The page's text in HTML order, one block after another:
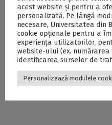
Facultății de Litere
și
Prof. univ. dr. habil.
Cecilia Mihaela
Conferințele
Centrului de
acest website și pentru a
personalizată. Pe lângă
necesare, Universitatea din
cookie opționale pentru a
experiența utilizatorilor,
website-ului (ex. numărarea
identificarea surselor de
Personalizează modulele